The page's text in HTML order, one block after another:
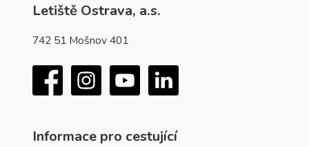
Letiště Ostrava, a.s.
742 51 Mošnov 401
Facebook Instagram YouTube
Informace pro cestující